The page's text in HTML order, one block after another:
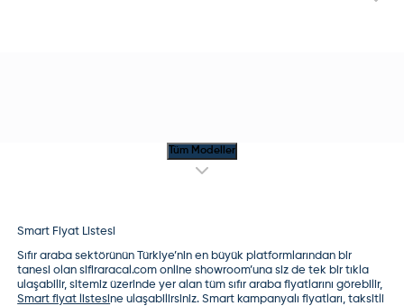
Tüm Modeller
Smart Fiyat Listesi
Sıfır araba sektörünün Türkiye’nin en büyük platformlarından bir
tanesi olan sifiraracal.com online showroom’una siz de tek bir tıkla
ulaşabilir, sitemiz üzerinde yer alan tüm sıfır araba fiyatlarını görebilir,
Smart fiyat listesine ulaşabilirsiniz. Smart kampanyalı fiyatları, taksitli